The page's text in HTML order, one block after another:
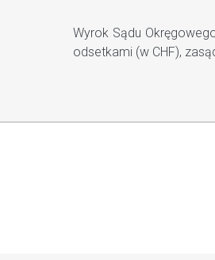
Wyrok Sądu
odsetkami (w CHF),